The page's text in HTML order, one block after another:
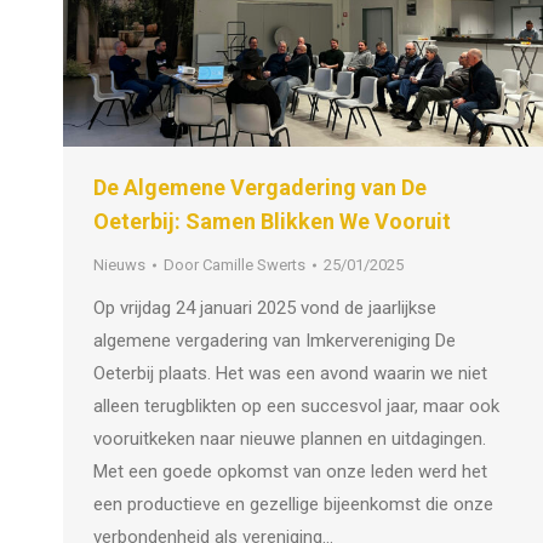
De Algemene Vergadering van De
Oeterbij: Samen Blikken We Vooruit
Nieuws Door Camille Swerts 25/01/2025
Op vrijdag 24 januari 2025 vond de jaarlijkse
algemene vergadering van Imkervereniging De
Oeterbij plaats. Het was een avond waarin we niet
alleen terugblikten op een succesvol jaar, maar ook
vooruitkeken naar nieuwe plannen en uitdagingen.
Met een goede opkomst van onze leden werd het
een productieve en gezellige bijeenkomst die onze
verbondenheid als vereniging…